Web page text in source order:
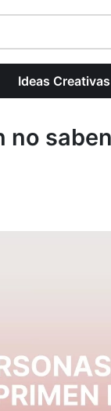
Ideas Creativas
no